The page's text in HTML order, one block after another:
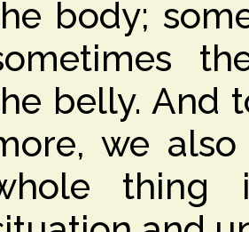
body;
belly. And
we
thing